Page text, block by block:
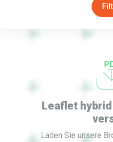
Leaflet
Laden Sie unsere